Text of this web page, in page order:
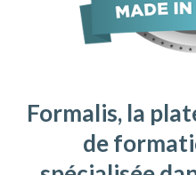
Formalis, la
de